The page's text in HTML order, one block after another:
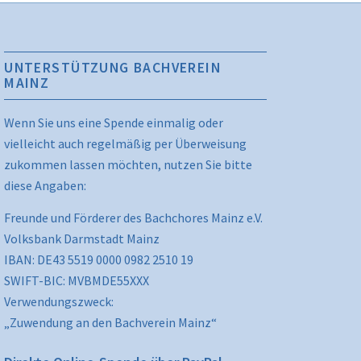
UNTERSTÜTZUNG BACHVEREIN
MAINZ
Wenn Sie uns eine Spende einmalig oder
vielleicht auch regelmäßig per Überweisung
zukommen lassen möchten, nutzen Sie bitte
diese Angaben:
Freunde und Förderer des Bachchores Mainz e.V.
Volksbank Darmstadt Mainz
IBAN: DE43 5519 0000 0982 2510 19
SWIFT-BIC: MVBMDE55XXX
Verwendungszweck:
„Zuwendung an den Bachverein Mainz“